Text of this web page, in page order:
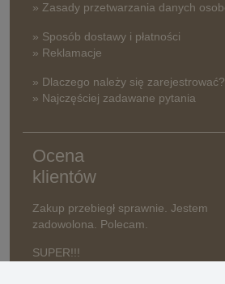
» Zasady przetwarzania danych
» Sposób dostawy i płatności
» Reklamacje
» Dlaczego należy się zarejestrować?
» Najczęściej zadawane pytania
Ocena
klientów
Zakup przebiegł sprawnie. Jestem
zadowolona. Polecam.
SUPER!!!